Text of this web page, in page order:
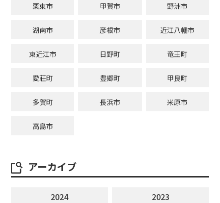
栗東市 甲賀市 野洲市
湖南市 彦根市 近江八幡市
東近江市 日野町 竜王町
愛荘町 豊郷町 甲良町
多賀町 長浜市 米原市
高島市
アーカイブ
2024
2023